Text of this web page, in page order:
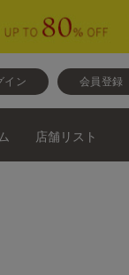
イン 会員登録
店舗リスト